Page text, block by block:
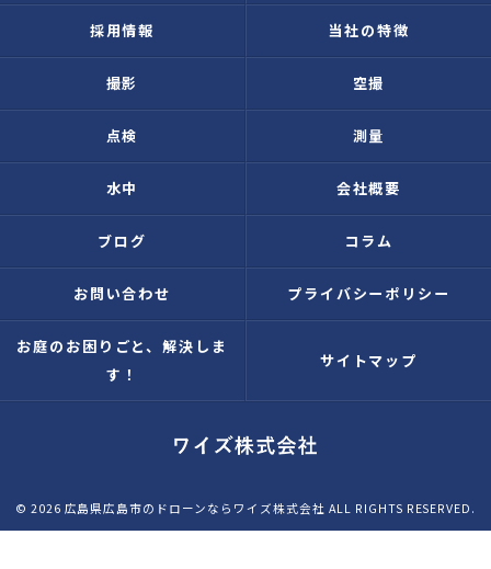
採用情報 当社の特徴
撮影 空撮
点検 測量
水中 会社概要
ブログ コラム
お問い合わせ プライバシーポリシー
お庭のお困りごと、解決しま
す！
サイトマップ
© 2026 広島県広島市のドローンならワイズ株式会社 ALL RIGHTS RESERVED.